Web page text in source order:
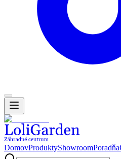
DomovProduktyShowroomPoradňa